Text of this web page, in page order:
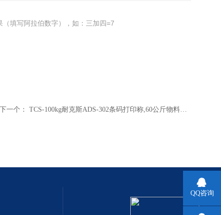
（填写阿拉伯数字），如：三加四=7
下一个： TCS-100kg耐克斯ADS-302条码打印称,60公斤物料标签打印电子称
QQ咨询